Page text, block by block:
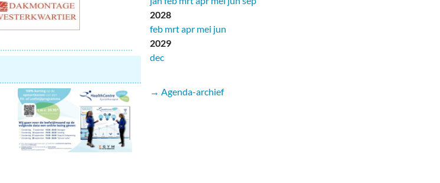
2028
feb mrtapr mei jun
2029
dec
→ Agenda-archief